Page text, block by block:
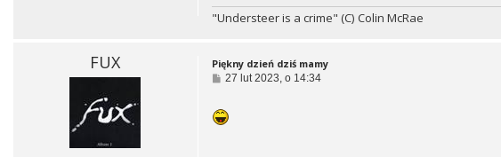
"Understeer is a crime" (C) Colin McRae
FUX Piękny dzień dziś mamy
P
t
27 lut 2023, o 14:34